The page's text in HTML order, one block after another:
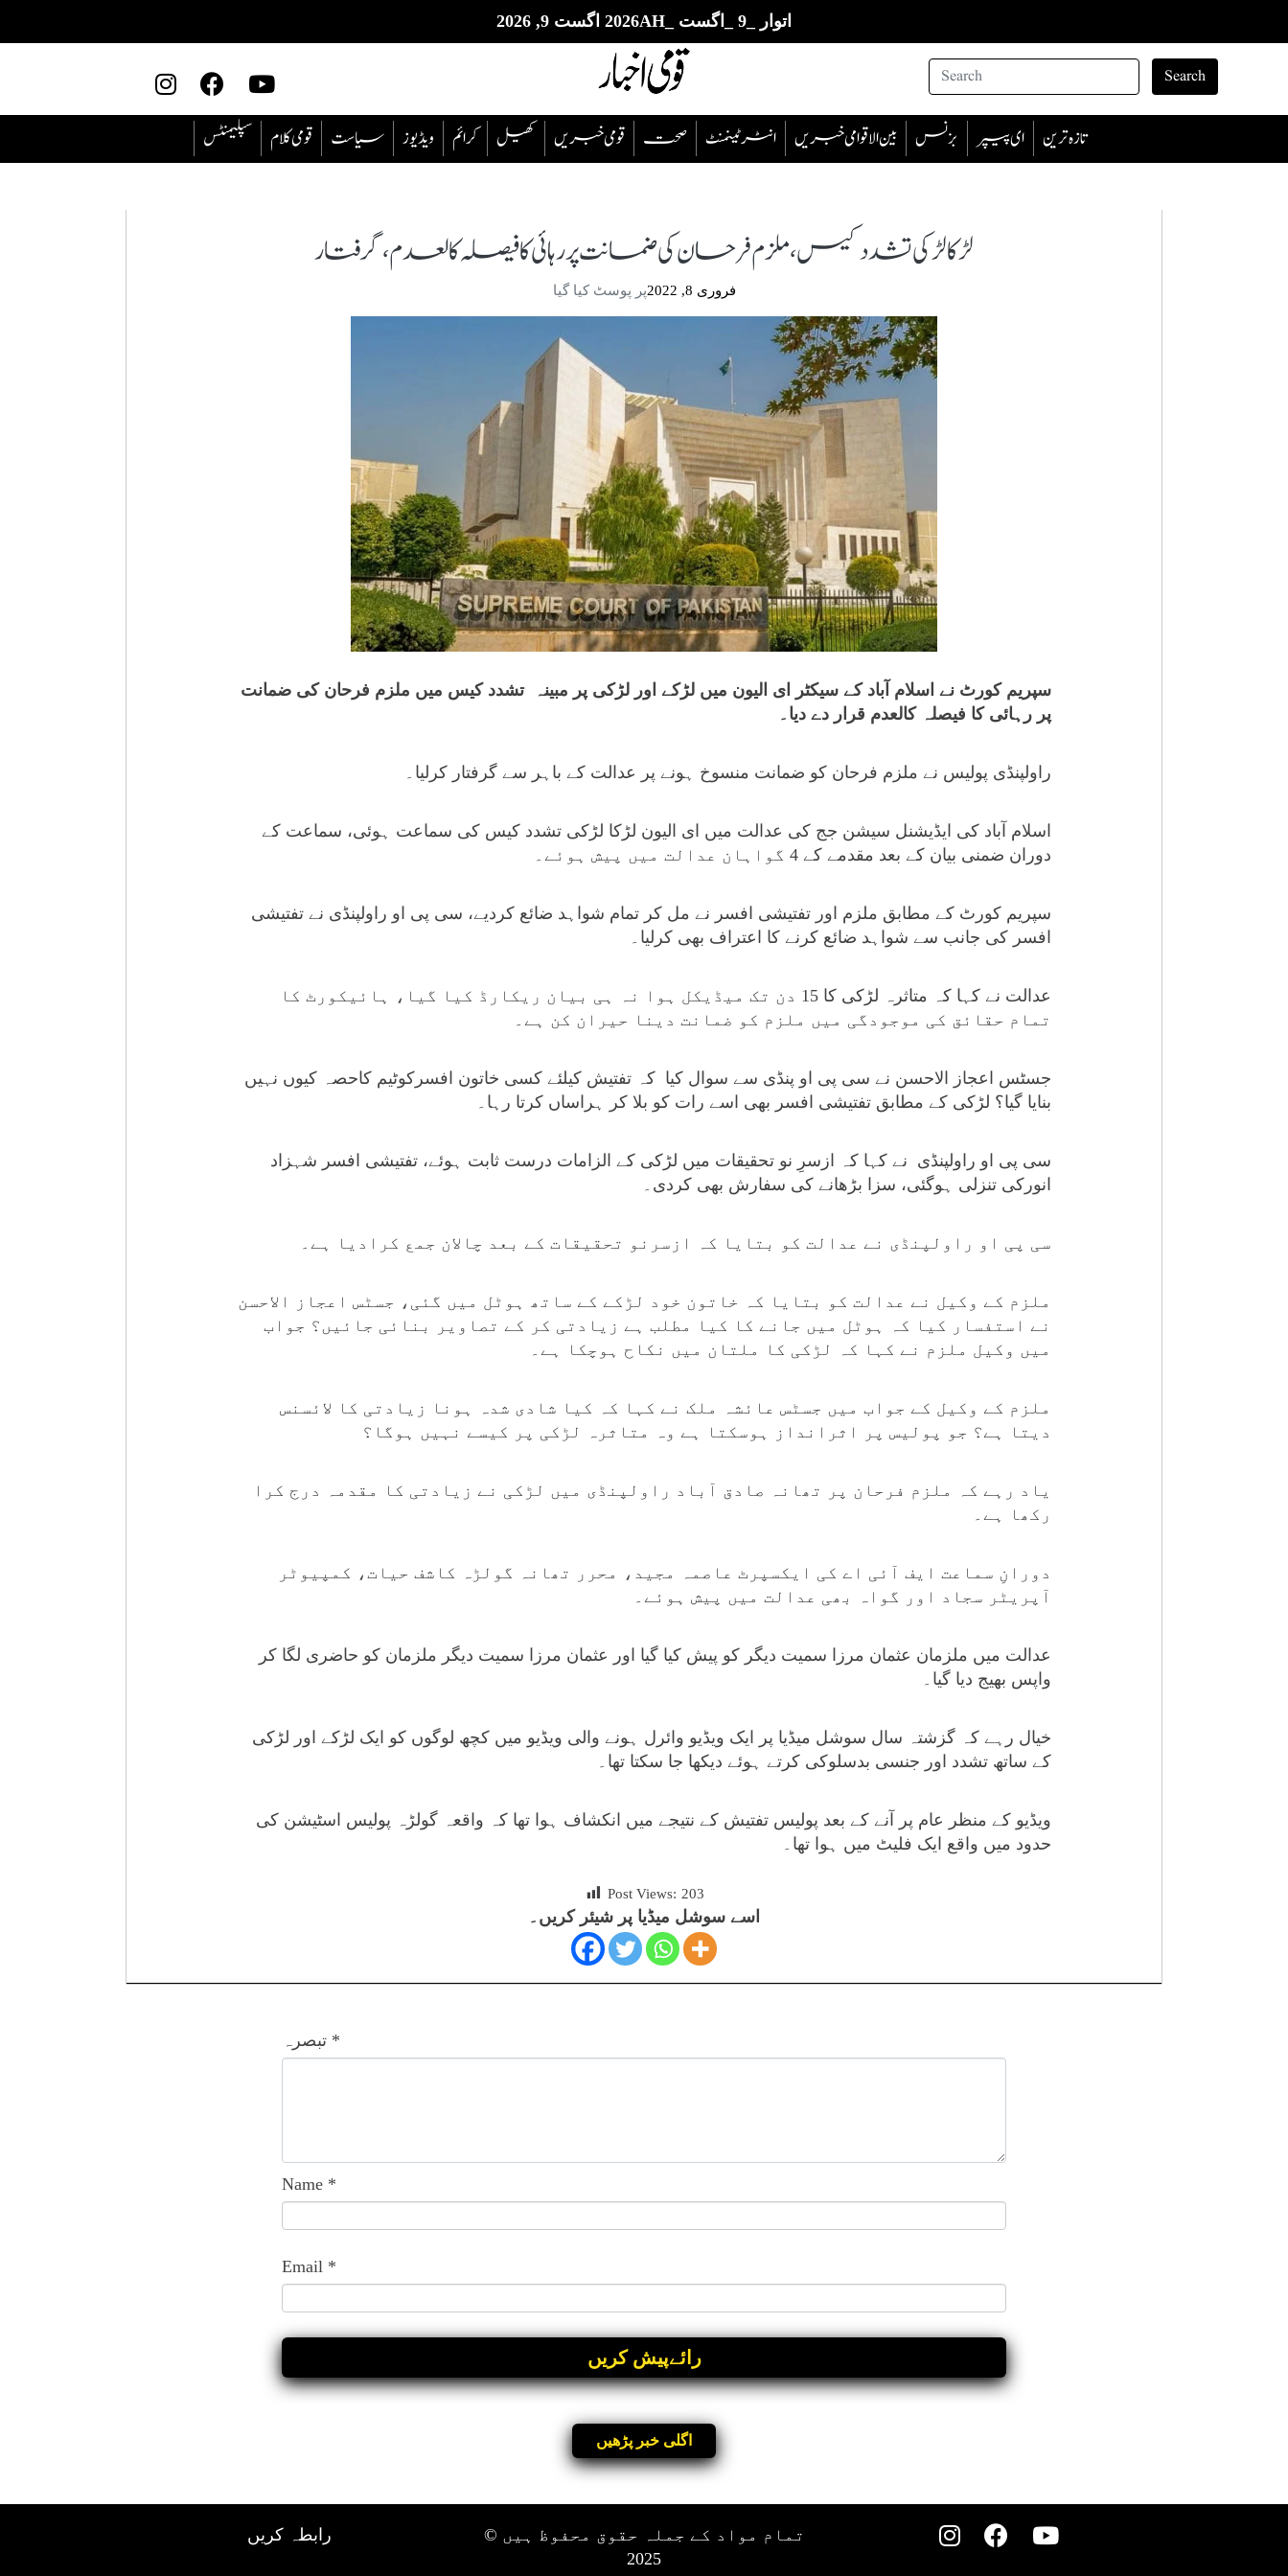
اتوار _9 _اگست _2026AH اگست 9, 2026
Search
سپلیمنٹس قومی کلام سیاست ویڈیوز ‎کرائم کھیل قومی خبریں صحت انٹرٹینمنٹ بین الاقوامی خبریں بزنس ای پیپر تازہ ترین
لڑکا لڑکی تشدد کیس، ملزم فرحان کی ضمانت پر رہائی کا فیصلہ کالعدم، گرفتار
فروری 8, 2022 پر پوسٹ کیا گیا
سپریم کورٹ نے اسلام آباد کے سیکٹر ای الیون میں لڑکے اور لڑکی پر مبینہ تشدد کیس میں ملزم فرحان کی ضمانت
پر رہائی کا فیصلہ کالعدم قرار دے دیا۔
راولپنڈی پولیس نے ملزم فرحان کو ضمانت منسوخ ہونے پر عدالت کے باہر سے گرفتار کرلیا۔
اسلام آباد کی ایڈیشنل سیشن جج کی عدالت میں ای الیون لڑکا لڑکی تشدد کیس کی سماعت ہوئی، سماعت کے
دوران ضمنی بیان کے بعد مقدمے کے 4 گواہان عدالت میں پیش ہوئے۔
سپریم کورٹ کے مطابق ملزم اور تفتیشی افسر نے مل کر تمام شواہد ضائع کردیے، سی پی او راولپنڈی نے تفتیشی
افسر کی جانب سے شواہد ضائع کرنے کا اعتراف بھی کرلیا۔
عدالت نے کہا کہ متاثرہ لڑکی کا 15 دن تک میڈیکل ہوا نہ ہی بیان ریکارڈ کیا گیا، ہائیکورٹ کا
تمام حقائق کی موجودگی میں ملزم کو ضمانت دینا حیران کن ہے۔
جسٹس اعجاز الاحسن نے سی پی او پنڈی سے سوال کیا کہ تفتیش کیلئے کسی خاتون افسرکوٹیم کاحصہ کیوں نہیں
بنایا گیا؟ لڑکی کے مطابق تفتیشی افسر بھی اسے رات کو بلا کر ہراساں کرتا رہا۔
سی پی او راولپنڈی نے کہا کہ ازسرِ نو تحقیقات میں لڑکی کے الزامات درست ثابت ہوئے، تفتیشی افسر شہزاد
انورکی تنزلی ہوگئی، سزا بڑھانے کی سفارش بھی کردی۔
سی پی او راولپنڈی نے عدالت کو بتایا کہ ازسرنو تحقیقات کے بعد چالان جمع کرادیا ہے۔
ملزم کے وکیل نے عدالت کو بتایا کہ خاتون خود لڑکے کے ساتھ ہوٹل میں گئی، جسٹس اعجاز الاحسن
نے استفسار کیا کہ ہوٹل میں جانے کا کیا مطلب ہے زیادتی کر کے تصاویر بنائی جائیں؟ جواب
میں وکیل ملزم نے کہا کہ لڑکی کا ملتان میں نکاح ہوچکا ہے۔
ملزم کے وکیل کے جواب میں جسٹس عائشہ ملک نے کہا کہ کیا شادی شدہ ہونا زیادتی کا لائسنس
دیتا ہے؟ جو پولیس پر اثرانداز ہوسکتا ہے وہ متاثرہ لڑکی پر کیسے نہیں ہوگا؟
یاد رہے کہ ملزم فرحان پر تھانہ صادق آباد راولپنڈی میں لڑکی نے زیادتی کا مقدمہ درج کرا
رکھا ہے۔
دورانِ سماعت ایف آئی اے کی ایکسپرٹ عاصمہ مجید، محرر تھانہ گولڑہ کاشف حیات، کمپیوٹر
آپریٹر سجاد اور گواہ بھی عدالت میں پیش ہوئے۔
عدالت میں ملزمان عثمان مرزا سمیت دیگر کو پیش کیا گیا اور عثمان مرزا سمیت دیگر ملزمان کو حاضری لگا کر
واپس بھیج دیا گیا۔
خیال رہے کہ گزشتہ سال سوشل میڈیا پر ایک ویڈیو وائرل ہونے والی ویڈیو میں کچھ لوگوں کو ایک لڑکے اور لڑکی
کے ساتھ تشدد اور جنسی بدسلوکی کرتے ہوئے دیکھا جا سکتا تھا۔
ویڈیو کے منظر عام پر آنے کے بعد پولیس تفتیش کے نتیجے میں انکشاف ہوا تھا کہ واقعہ گولڑہ پولیس اسٹیشن کی
حدود میں واقع ایک فلیٹ میں ہوا تھا۔
Post Views: 203
اسے سوشل میڈیا پر شیئر کریں۔
تبصرہ *
Name *
Email *
اگلی خبر پڑھیں
رابطہ کریں
تمام مواد کے جملہ حقوق محفوظ ہیں ©
2025